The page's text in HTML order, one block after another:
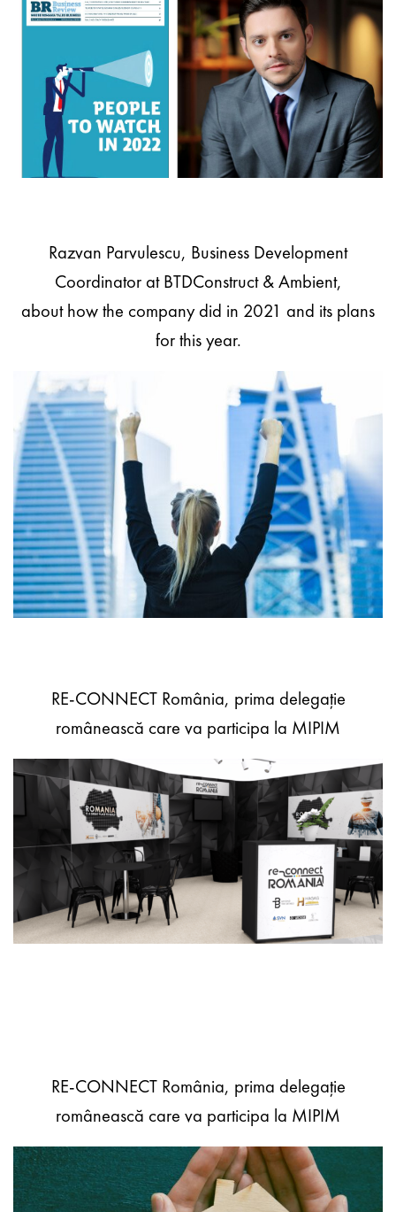
Razvan Parvulescu, Business Development
Coordinator at BTDConstruct & Ambient,
about how the company did in 2021 and its plans
for this year.
RE-CONNECT România, prima delegație
românească care va participa la MIPIM
RE-CONNECT România, prima delegație
românească care va participa la MIPIM